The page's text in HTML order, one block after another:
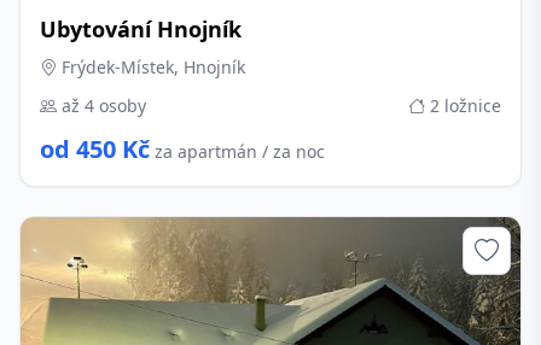
Ubytování Hnojník
Frýdek-Místek, Hnojník
až 4 osoby
2 ložnice
od 450 Kč za apartmán / za noc